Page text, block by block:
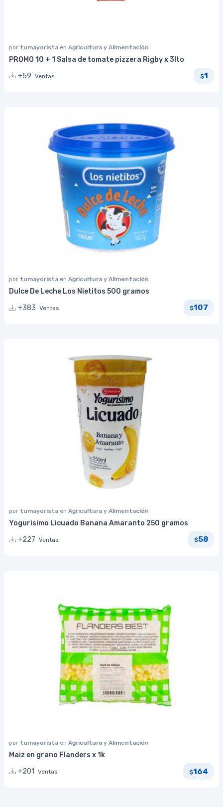
por tumayorista en Agricultura y Alimentación
PROMO 10 + 1 Salsa de tomate pizzera Rigby x 3lto
+59 Ventas $1
por tumayorista en Agricultura y Alimentación
Dulce De Leche Los Nietitos 500 gramos
+383 Ventas $107
por tumayorista en Agricultura y Alimentación
Yogurisimo Licuado Banana Amaranto 250 gramos
+227 Ventas $58
por tumayorista en Agricultura y Alimentación
Maiz en grano Flanders x 1k
+201
Ventas $164